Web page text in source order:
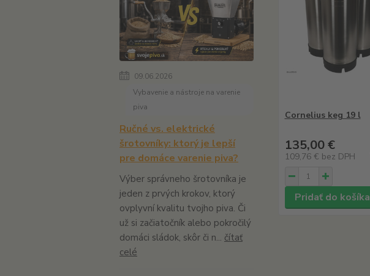
09.06.2026
Vybavenie a nástroje na varenie
piva
Ručné vs. elektrické
šrotovníky: ktorý je lepší
pre domáce varenie piva?
Výber správneho šrotovníka je
jeden z prvých krokov, ktorý
ovplyvní kvalitu tvojho piva. Či
už si začiatočník alebo pokročilý
domáci sládok, skôr či n... čítať
celé
Cornelius keg 19 l
135,00 €
109,76 € bez DPH
Pridať do košíka